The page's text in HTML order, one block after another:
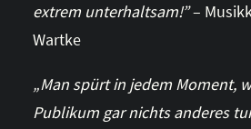
extrem unterhaltsam!”–
Wartke
„Man spürt in jedem Moment,
Publikum gar nichts anderes